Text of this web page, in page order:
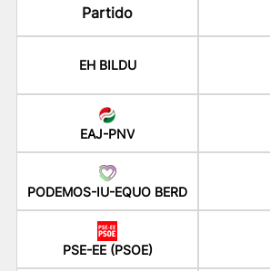
Partido
EH BILDU
EAJ-PNV
PODEMOS-IU-EQUO BERD
PSE-EE (PSOE)